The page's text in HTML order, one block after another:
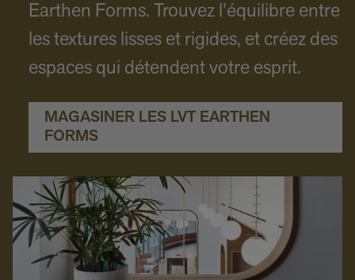
Earthen Forms. Trouvez l’équilibre entre
les textures lisses et rigides, et créez des
espaces qui détendent votre esprit.
MAGASINER LES LVT EARTHEN
FORMS